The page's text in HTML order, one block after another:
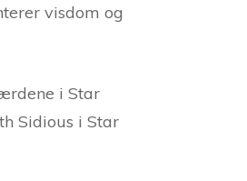
visdom og
i Star
Sidious i Star